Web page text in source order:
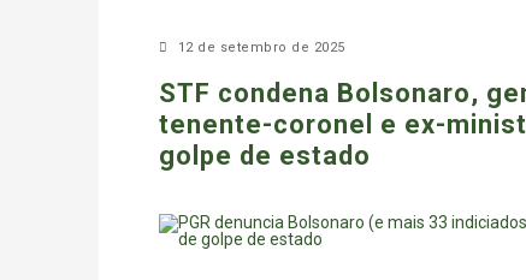
12 de setembro de 2025
STF condena Bolsonaro,
tenente-coronel e ex-
golpe de estado